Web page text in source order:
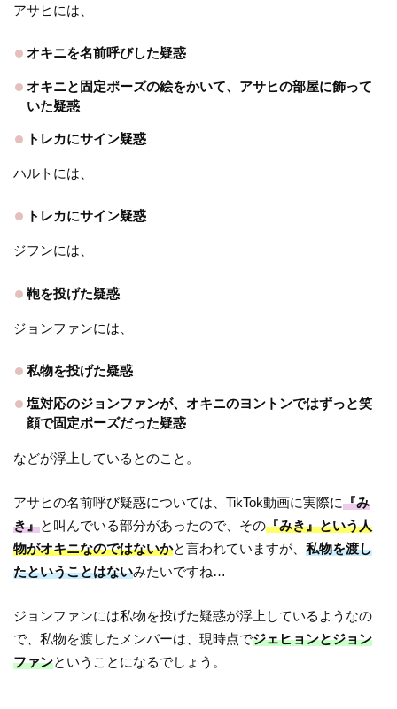
アサヒには、
オキニを名前呼びした疑惑
オキニと固定ポーズの絵をかいて、アサヒの部屋に飾って
いた疑惑
トレカにサイン疑惑
ハルトには、
トレカにサイン疑惑
ジフンには、
鞄を投げた疑惑
ジョンファンには、
私物を投げた疑惑
塩対応のジョンファンが、オキニのヨントンではずっと笑
顔で固定ポーズだった疑惑
などが浮上しているとのこと。
アサヒの名前呼び疑惑については、TikTok動画に実際に『み
き』と叫んでいる部分があったので、その『みき』という人
物がオキニなのではないかと言われていますが、私物を渡し
たということはないみたいですね…
ジョンファンには私物を投げた疑惑が浮上しているようなの
で、私物を渡したメンバーは、現時点でジェヒョンとジョン
ファンということになるでしょう。